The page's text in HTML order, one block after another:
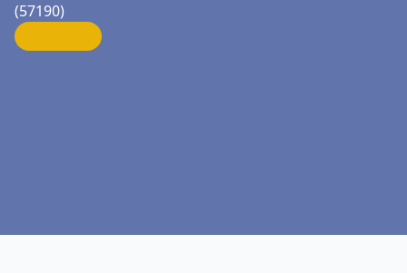
(57190)